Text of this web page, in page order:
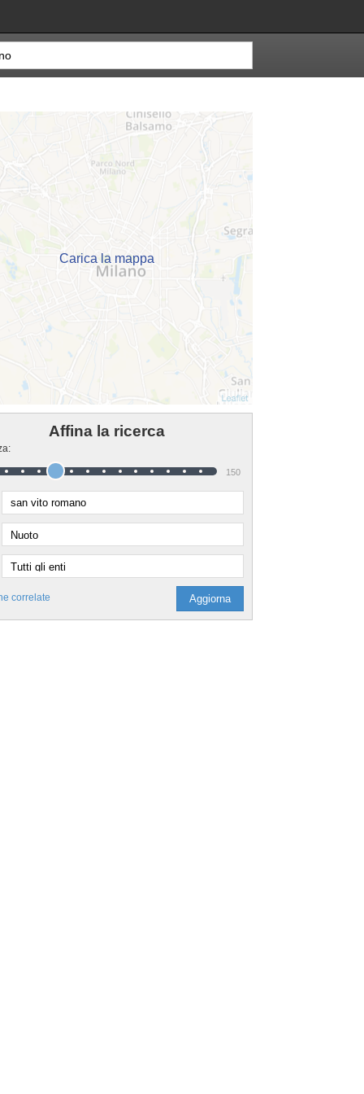
Carica la mappa
Affina la ricerca
150
correlate